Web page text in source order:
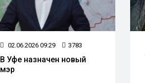
02.06.2026 09:29 3783
В Уфе назначен новый
мэр